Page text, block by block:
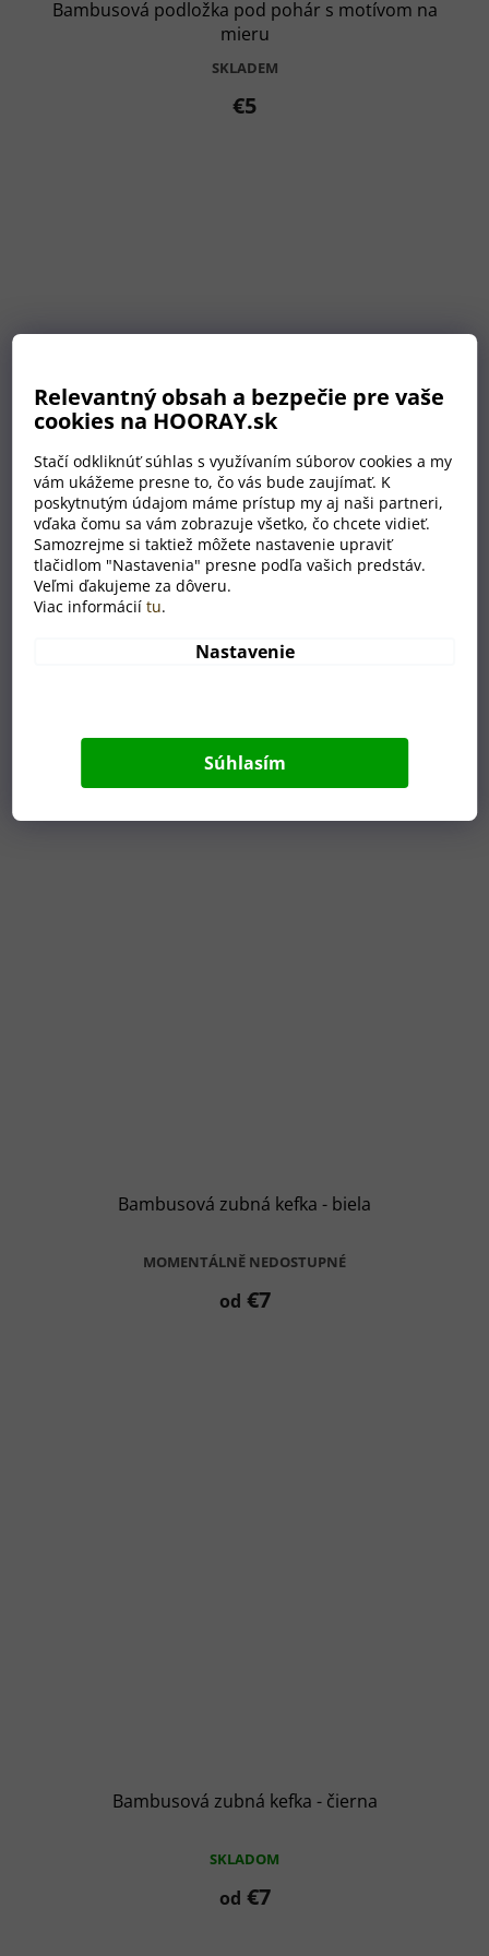
Relevantný obsah a bezpečie pre vaše
cookies na HOORAY.sk
Stačí odkliknúť súhlas s využívaním súborov cookies a my
vám ukážeme presne to, čo vás bude zaujímať. K
poskytnutým údajom máme prístup my aj naši partneri,
vďaka čomu sa vám zobrazuje všetko, čo chcete vidieť.
Samozrejme si taktiež môžete nastavenie upraviť
tlačidlom "Nastavenia" presne podľa vašich predstáv.
Veľmi ďakujeme za dôveru.
Viac informáciítu.
Nastavenie
Súhlasím
Bambusová podložka pod pohár s motívom na
mieru
SKLADEM
€5
Bambusová termoska (450 ml) s menom
Bambusová zubná kefka - biela
MOMENTÁLNĚ NEDOSTUPNÉ
od €7
Bambusová zubná kefka - čierna
SKLADOM
od €7